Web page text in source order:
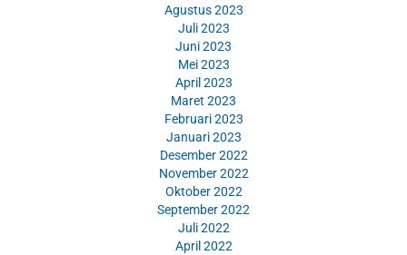
Agustus 2023
Juli 2023
Juni 2023
Mei 2023
April 2023
Maret 2023
Februari 2023
Januari 2023
Desember 2022
November 2022
Oktober 2022
September 2022
Juli 2022
April 2022